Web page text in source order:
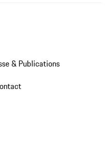
& Publications